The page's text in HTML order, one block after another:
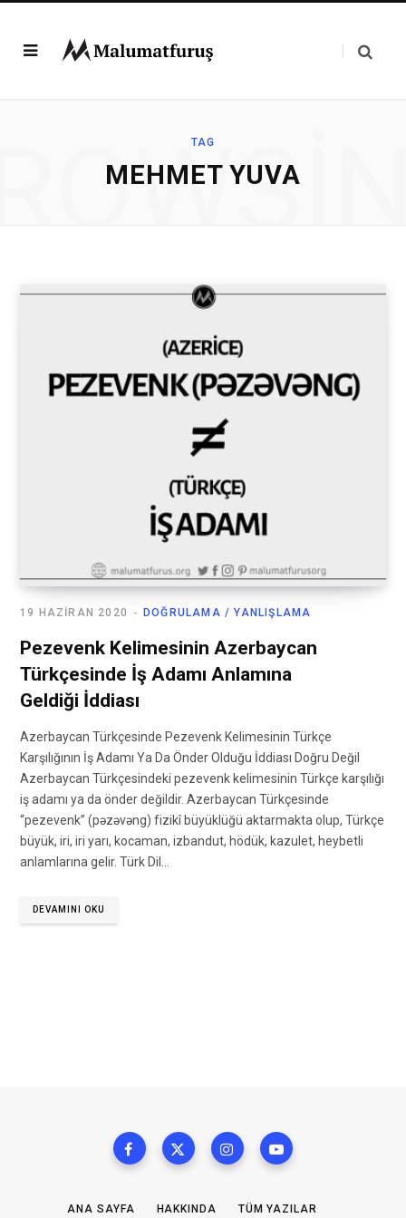
TAG
MEHMET YUVA
DOĞRULAMA / YANLIŞLAMA
19 HAZIRAN 2020
Pezevenk Kelimesinin Azerbaycan
Türkçesinde İş Adamı Anlamına
Geldiği İddiası
Azerbaycan Türkçesinde Pezevenk Kelimesinin Türkçe
Karşılığının İş Adamı Ya Da Önder Olduğu İddiası Doğru Değil
Azerbaycan Türkçesindeki pezevenk kelimesinin Türkçe karşılığı
iş adamı ya da önder değildir. Azerbaycan Türkçesinde
“pezevenk” (pəzəvəng) fizikî büyüklüğü aktarmakta olup, Türkçe
büyük, iri, iri yarı, kocaman, izbandut, hödük, kazulet, heybetli
anlamlarına gelir. Türk Dil…
DEVAMINI OKU
ANA SAYFA HAKKINDA TÜM YAZILAR